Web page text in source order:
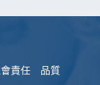
責任
品質